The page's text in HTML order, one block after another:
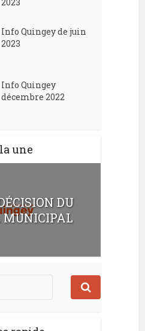
Info Quingey de juin
2023
Info Quingey
décembre 2022
une
DU
MUNICIPAL